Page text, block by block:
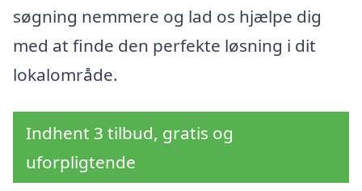
søgning nemmere og lad os hjælpe dig
med at finde den perfekte løsning i dit
lokalområde.
Indhent 3 tilbud, gratis og
uforpligtende